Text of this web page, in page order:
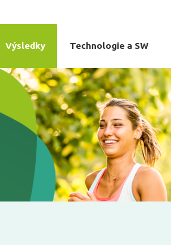
Výsledky Technologie a SW